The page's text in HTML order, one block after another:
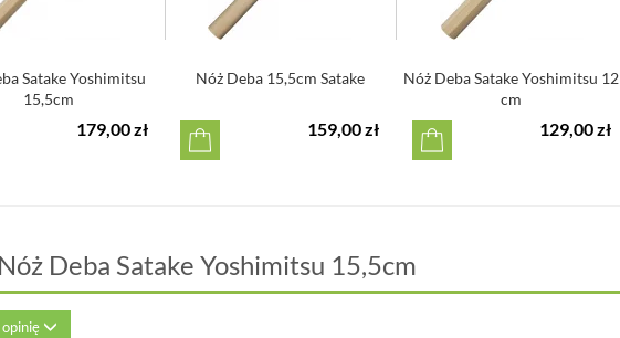
Satake Yoshimitsu
15,5cm
179,00 zł
Nóż Deba 15,5cm Satake
159,00 zł
Nóż Deba Satake Yoshimitsu 12
cm
129,00 zł
Deba Satake Yoshimitsu 15,5cm
opinię